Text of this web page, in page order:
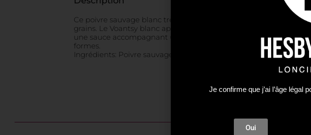
Ce poivre sauvage blanc très rare, notre producteur est
grains. Le Voantsy blanc apporte des notes subtiles, parfumées
une sauce accompagnant un plateau de fruits de mer. Accords :
formes.
Ingrédients: Poivre sauvage blanc Voatsy Perifery
Je confirme que j’ai l’âge légal
Oui